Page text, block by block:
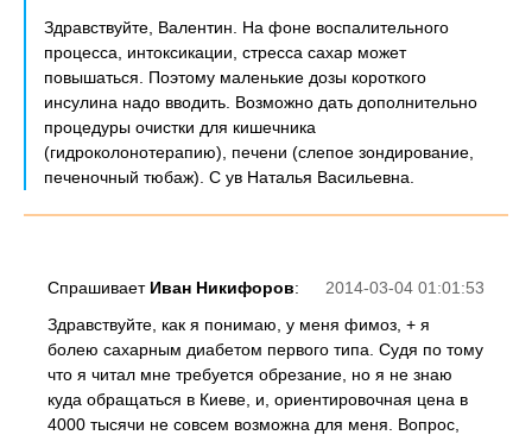
Здравствуйте, Валентин. На фоне воспалительного
процесса, интоксикации, стресса сахар может
повышаться. Поэтому маленькие дозы короткого
инсулина надо вводить. Возможно дать дополнительно
процедуры очистки для кишечника
(гидроколонотерапию), печени (слепое зондирование,
печеночный тюбаж). С ув Наталья Васильевна.
2014-03-04 01:01:53
Спрашивает Иван Никифоров:
Здравствуйте, как я понимаю, у меня фимоз, + я
болею сахарным диабетом первого типа. Судя по тому
что я читал мне требуется обрезание, но я не знаю
куда обращаться в Киеве, и, ориентировочная цена в
4000 тысячи не совсем возможна для меня. Вопрос,